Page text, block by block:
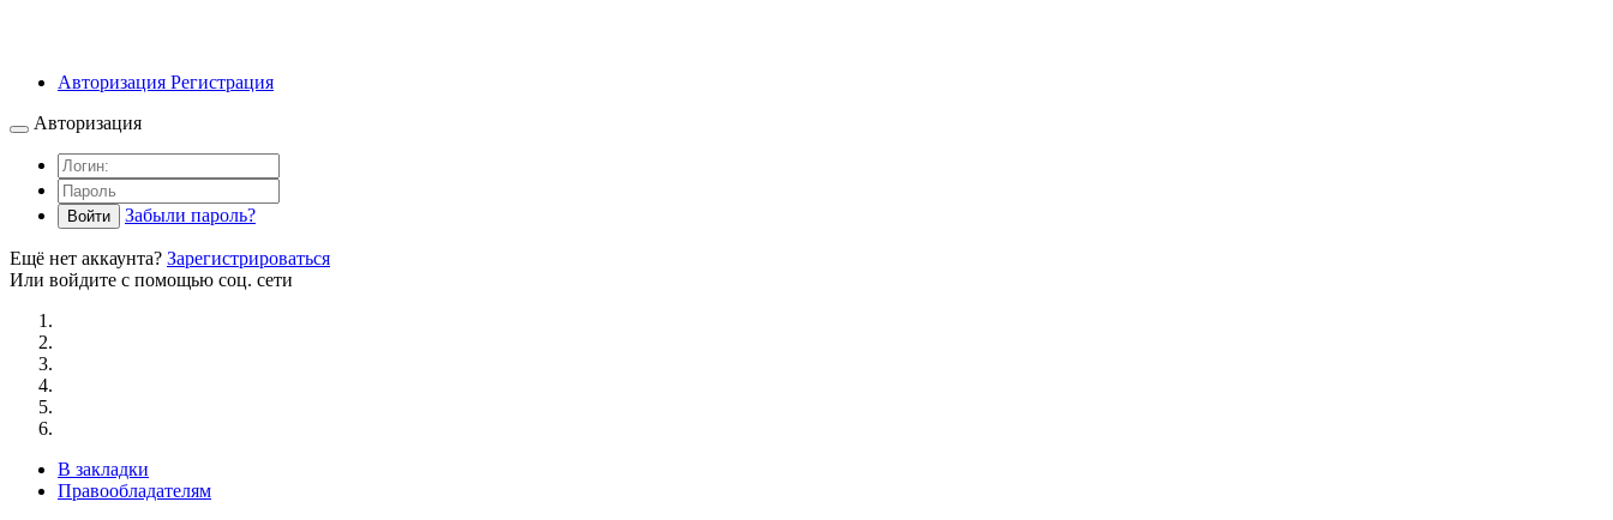
Авторизация Регистрация
Авторизация
Войти Забыли пароль?
Ещё нет аккаунта? Зарегистрироваться
Или войдите с помощью соц. сети
В закладки
Правообладателям